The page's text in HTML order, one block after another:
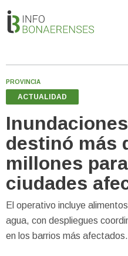
PROVINCIA
ACTUALIDAD
destinó más
millones
ciudades
El operativo incluye
agua, con despliegues
en los barrios más afectados.